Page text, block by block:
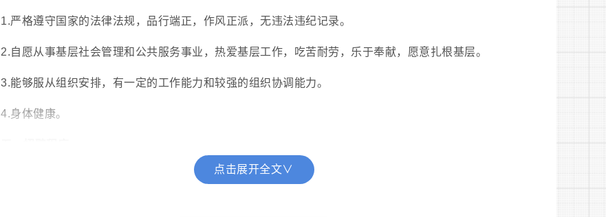
1.严格遵守国家的法律法规，品行端正，作风正派，无违法违纪记录。
2.自愿从事基层社会管理和公共服务事业，热爱基层工作，吃苦耐劳，乐于奉献，愿意扎根基层。
3.能够服从组织安排，有一定的工作能力和较强的组织协调能力。
4.身体健康。
点击展开全文∨